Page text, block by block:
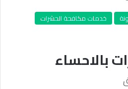
خدمات مكافحة الحشرات
بالاحساء